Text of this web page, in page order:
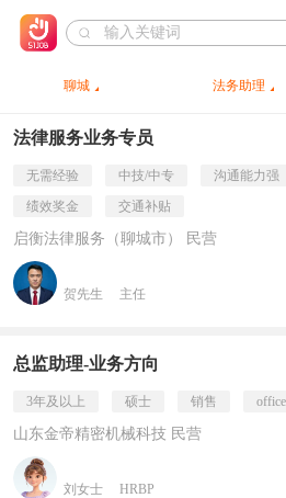
聊城 法务助理
法律服务业务专员
无需经验 中技/中专 沟通能力强
绩效奖金
交通补贴
启衡法律服务（聊城市） 民营
贺先生 主任
总监助理-业务方向
3年及以上 硕士 销售 office
山东金帝精密机械科技 民营
刘女士 HRBP